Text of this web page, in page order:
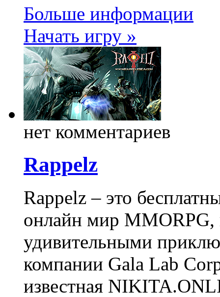
Больше информации
Начать игру »
нет комментариев
Rappelz
Rappelz – это
онлайн мир
удивительными
компании Gala Lab
известная